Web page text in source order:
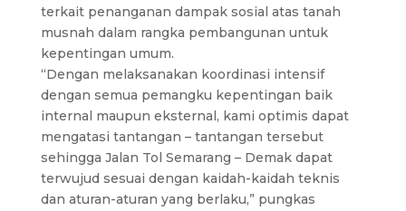
terkait penanganan dampak sosial atas tanah
musnah dalam rangka pembangunan untuk
kepentingan umum.
“Dengan melaksanakan koordinasi intensif
dengan semua pemangku kepentingan baik
internal maupun eksternal, kami optimis dapat
mengatasi tantangan – tantangan tersebut
sehingga Jalan Tol Semarang – Demak dapat
terwujud sesuai dengan kaidah-kaidah teknis
dan aturan-aturan yang berlaku,” pungkas